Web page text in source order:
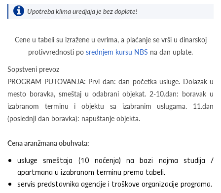
Upotreba klima uredjaja je bez doplate!
Cene u tabeli su izražene u evrima, a plaćanje se vrši u dinarskoj
protivvrednosti po srednjem kursu NBS na dan uplate.
Sopstveni prevoz
PROGRAM PUTOVANJA: Prvi dan: dan početka usluge. Dolazak u
mesto boravka, smeštaj u odabrani objekat. 2-10.dan: boravak u
izabranom terminu i objektu sa izabranim uslugama. 11.dan
(poslednji dan boravka): napuštanje objekta.
Cena aranžmana obuhvata:
usluge smeštaja (10 noćenja) na bazi najma studija /
apartmana u izabranom terminu prema tabeli.
servis predstavnika agencije i troškove organizacije programa.